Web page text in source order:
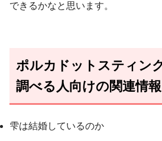
できるかなと思います。
ポルカドットスティン
調べる人向けの関連情報
雫は結婚しているのか